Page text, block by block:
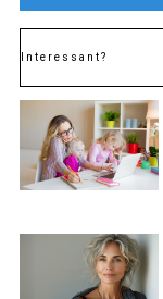
Interessant?